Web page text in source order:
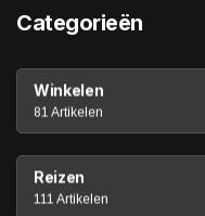
Categorieën
Winkelen
81 Artikelen
Reizen
111 Artikelen